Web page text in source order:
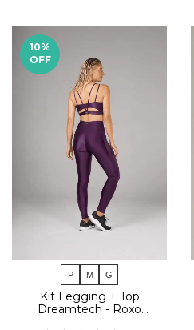
10%
OFF
P M G
Kit Legging + Top
Dreamtech - Roxo